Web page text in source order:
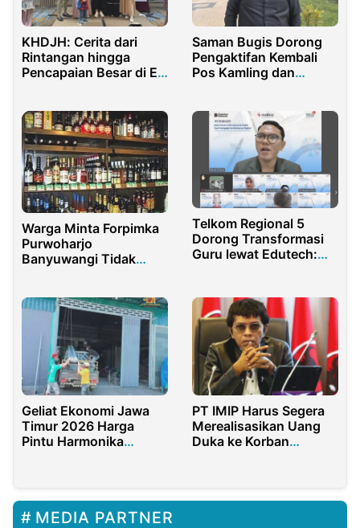
KHDJH: Cerita dari
Rintangan hingga
Pencapaian Besar di E-
Saman Bugis Dorong
Pengaktifan Kembali
Pos Kamling dan
Warga Minta Forpimka
Purwoharjo
Banyuwangi Tidak
Telkom Regional 5
Dorong Transformasi
Guru lewat Edutech:
Geliat Ekonomi Jawa
Timur 2026 Harga
Pintu Harmonika
PT IMIP Harus Segera
Merealisasikan Uang
Duka ke Korban
MEDIA PARTNER